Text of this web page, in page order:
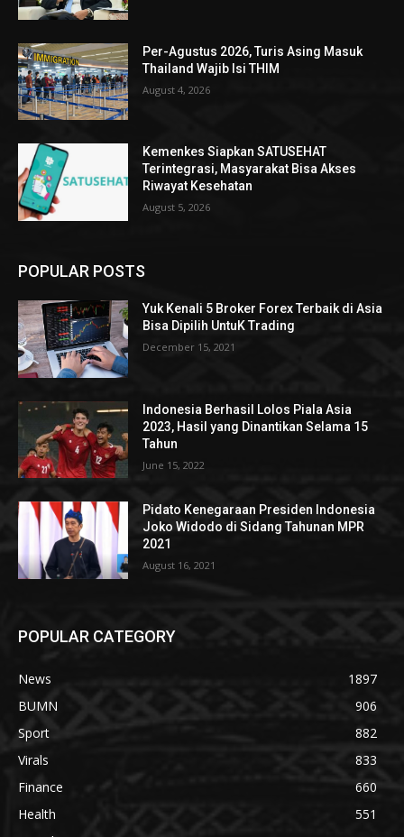
Per-Agustus 2026, Turis Asing Masuk
Thailand Wajib Isi THIM
August 4, 2026
Kemenkes Siapkan SATUSEHAT
Terintegrasi, Masyarakat Bisa Akses
Riwayat Kesehatan
August 5, 2026
POPULAR POSTS
Yuk Kenali 5 Broker Forex Terbaik di Asia
Bisa Dipilih UntuK Trading
December 15, 2021
Indonesia Berhasil Lolos Piala Asia
2023, Hasil yang Dinantikan Selama 15
Tahun
June 15, 2022
Pidato Kenegaraan Presiden Indonesia
Joko Widodo di Sidang Tahunan MPR
2021
August 16, 2021
POPULAR CATEGORY
News
1897
BUMN
906
Sport
882
Virals
833
Finance
660
Health
551